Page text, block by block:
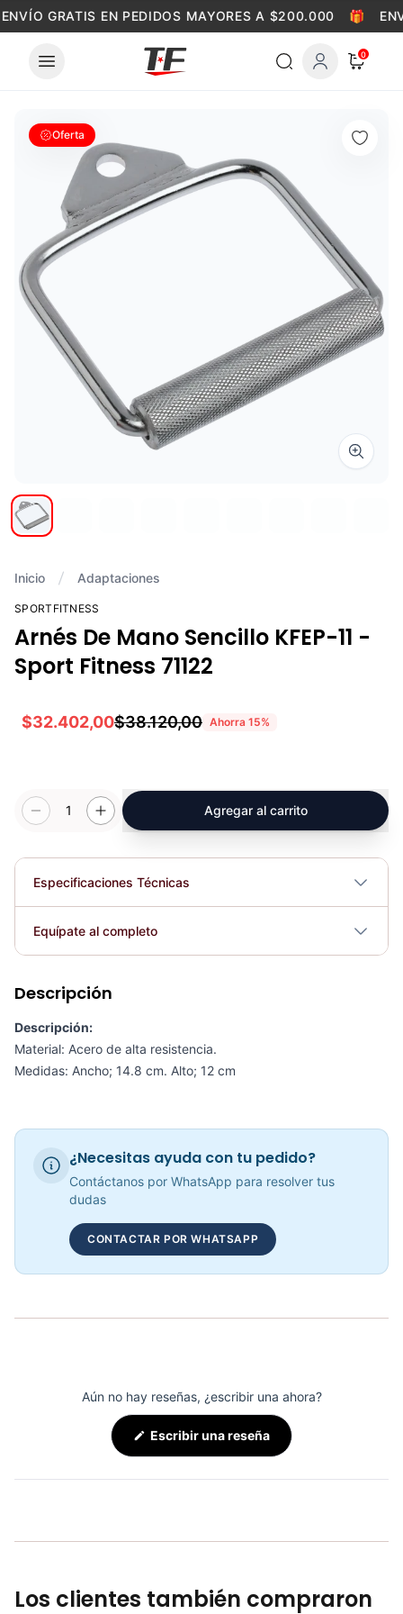
Skip to contentGRATIS EN PEDIDOS MAYORES A $200.000 🎁
0
Oferta
Zoom
Inicio Adaptaciones
SPORTFITNESS
Arnés De Mano Sencillo KFEP-11 -
Sport Fitness 71122
$32.402,00$38.120,00 Ahorra 15%
1 Agregar al carrito
Especificaciones Técnicas
Dimensiones Ancho; 14.8 cm. Alto; 12 cm
Requiere electricidad
Equípate al completo
COP 127,723.00
Descripción
Descripción:
Material: Acero de alta resistencia.
Medidas: Ancho; 14.8 cm. Alto; 12 cm
¿Necesitas ayuda con tu pedido?
Contáctanos por WhatsApp para resolver tus
dudas
CONTACTAR POR WHATSAPP
Aún no hay reseñas, ¿escribir una ahora?
Escribir una reseña(Se
abre
en
nueva
Los clientes también compraron